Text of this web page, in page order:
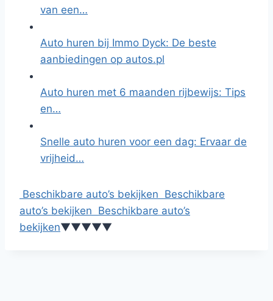
van een…
Auto huren bij Immo Dyck: De beste
aanbiedingen op autos.pl
Auto huren met 6 maanden rijbewijs: Tips
en…
Snelle auto huren voor een dag: Ervaar de
vrijheid…
Beschikbare auto’s bekijken Beschikbare
auto’s bekijken Beschikbare auto’s
bekijken▼▼▼▼▼